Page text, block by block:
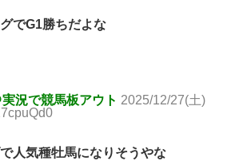
でG1勝ちだよな
況で競馬板アウト 2025/12/27(土)
人気種牡馬になりそうやな